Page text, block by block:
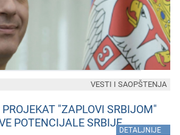
PROJEKAT "ZAPLOVI SRBIJOM"
POTENCIJALE SRBIJE
DETALJNIJE
VESTI I SAOPŠTENJA